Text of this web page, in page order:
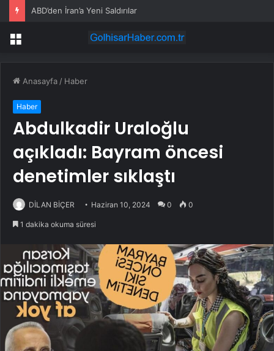
ABD’den İran’a Yeni Saldırılar
Menü
Anasayfa / Haber
Haber
Abdulkadir Uraloğlu
açıkladı: Bayram öncesi
denetimler sıklaştı
DİLAN BİÇER Haziran 10, 2024 0 0
1 dakika okuma süresi